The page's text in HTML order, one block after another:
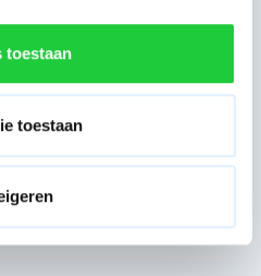
toestaan
toestaan
245 RS5 rood
303727